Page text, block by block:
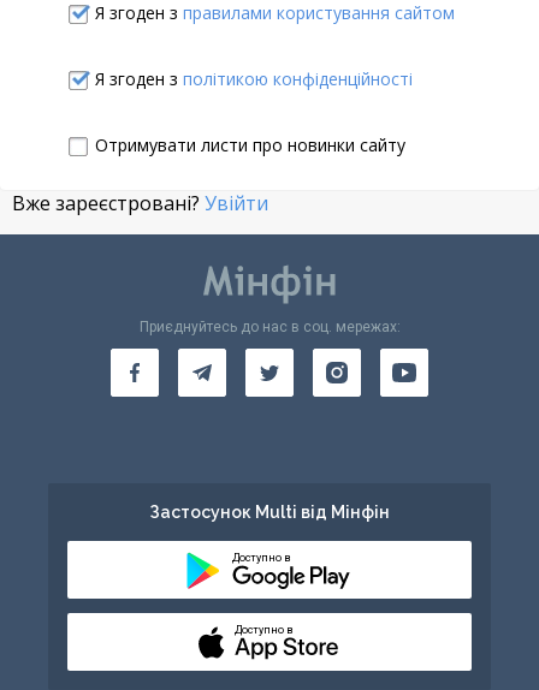
Я згоден з правилами користування сайтом
Я згоден з політикою конфіденційності
Отримувати листи про новинки сайту
Вже зареєстровані? Увійти
Приєднуйтесь до нас в соц. мережах:
Застосунок Multi від Мінфін
Доступно в
Доступно в